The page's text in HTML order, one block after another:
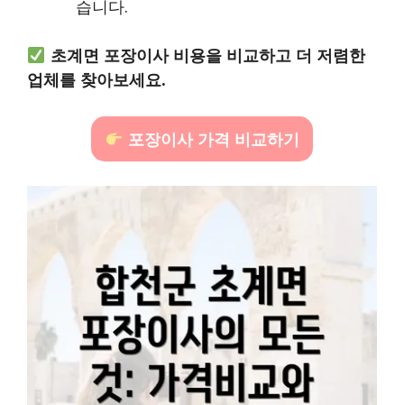
습니다.
초계면 포장이사 비용을 비교하고 더 저렴한
업체를 찾아보세요.
포장이사 가격 비교하기